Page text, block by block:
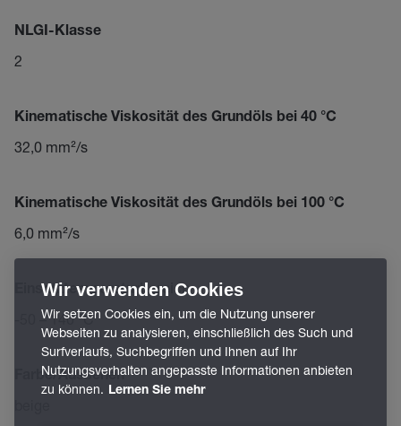
NLGI-Klasse
2
Kinematische Viskosität des Grundöls bei 40 °C
32,0 mm²/s
Kinematische Viskosität des Grundöls bei 100 °C
6,0 mm²/s
Einsatztemperaturbereich
-50 – 140 °C
Farbe/Aussehen
Wir verwenden Cookies
Wir setzen Cookies ein, um die Nutzung unserer
Webseiten zu analysieren, einschließlich des Such und
Surfverlaufs, Suchbegriffen und Ihnen auf Ihr
Nutzungsverhalten angepasste Informationen anbieten
zu können. Lernen Sie mehr